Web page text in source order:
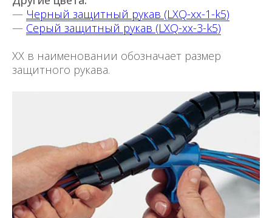
— Черный защитный рукав (LXQ-xx-1-k5)
— Серый защитный рукав (LXQ-xx-3-k5)
XX в наименовании обозначает размер
защитного рукава.